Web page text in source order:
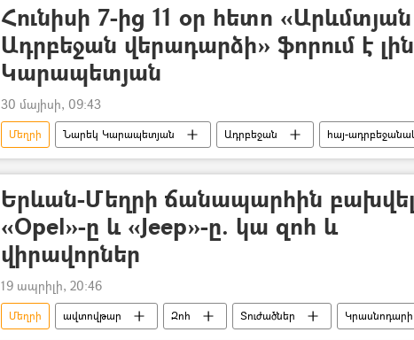
Հունիսի 7-ից 11 օր հետո «Արևմտյան
Ադրբեջան վերադարձի» ֆորում է
Կարապետյան
30 մայիսի, 09:43
Մեղրի Նարեկ Կարապետյան Ադրբեջան
հայ-
ադրբեջանցի
Հայաստան «Ուժեղ Հայաստան» կուսակցություն
տեսանյութ
քարոզարշավ
Երևան-Մեղրի ճանապարհին
«Opel»-ը և «Jeep»-ը. կա զոհ և
վիրավորներ
19 ապրիլի, 20:46
Մեղրի ավտովթար Զոհ Տուժածներ Կրասնոդարի